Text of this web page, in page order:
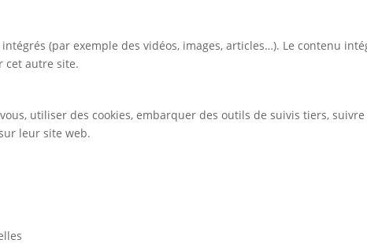
(par exemple des vidéos, images, articles…). Le contenu
cet autre site.
utiliser des cookies, embarquer des outils de suivis tiers,
leur site web.